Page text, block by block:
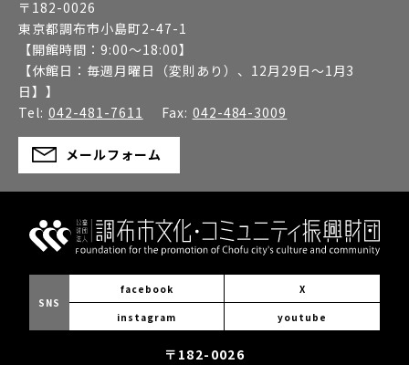
〒 182-0026
東京都調布市小島町2-47-1
【開館時間： 9:00～18:00】
【休館日： 毎週月曜日（変則あり）、12月29日～1月3
日】 】
Tel: 042-481-7611 Fax: 042-484-3009
メールフォーム
SNS
facebook X
instagram youtube
〒182-0026